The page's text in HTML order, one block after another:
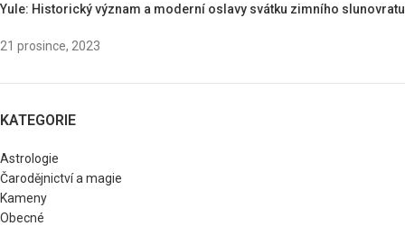
Yule: Historický význam a moderní oslavy svátku zimního slunovratu
21 prosince, 2023
KATEGORIE
Astrologie
Čarodějnictví a magie
Kameny
Obecné